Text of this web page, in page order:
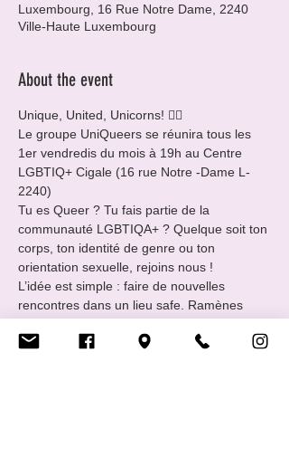
Luxembourg, 16 Rue Notre Dame, 2240
Ville-Haute Luxembourg
About the event
Unique, United, Unicorns! 🏳️‍🌈
Le groupe UniQueers se réunira tous les
1er vendredis du mois à 19h au Centre
LGBTIQ+ Cigale (16 rue Notre -Dame L-
2240)
Tu es Queer ? Tu fais partie de la
communauté LGBTIQA+ ? Quelque soit ton
corps, ton identité de genre ou ton
orientation sexuelle, rejoins nous !
L’idée est simple : faire de nouvelles
rencontres dans un lieu safe. Ramènes
EveryBody Welcome !!